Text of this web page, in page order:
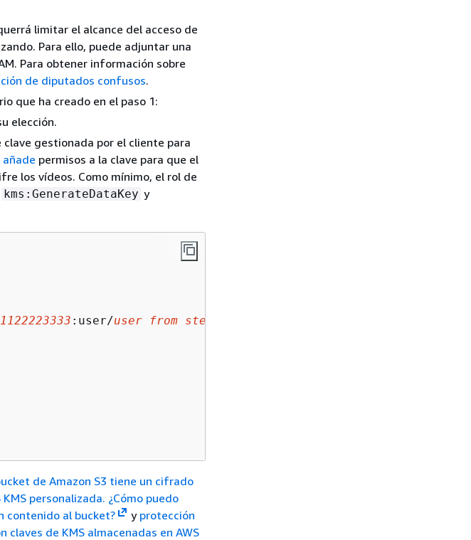
limitar el alcance del acceso de
Para ello, puede adjuntar una
Para obtener información sobre
de diputados confusos.
que ha creado en el paso 1:
elección.
clave gestionada por el cliente para
añade permisos a la clave para que el
los vídeos. Como mínimo, el rol de
kms:GenerateDataKey y
:user/user from step 1
de Amazon S3 tiene un cifrado
personalizada. ¿Cómo puedo
contenido al bucket?
y protección
de KMS almacenadas en AWS